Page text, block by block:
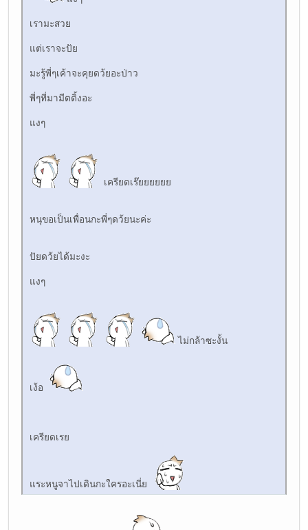
เรามะสวย
แต่เราจะปัย
มะรู้พี่ๆเค้าจะคุยดว้ยอะป่าว
พี่ๆที่มามีตติ้งอะ
แงๆ
เครียดเร๊ยยยยยย
หนุขอเป็นเพื่อนกะพี่ๆดว้ยนะค่ะ
ปัยดว้ยได้มะงะ
แงๆ
ไม่กล้าซะงั้น
เง้อ
เครียดเรย
แระหนูจาไปเดินกะใครอะเนี่ย